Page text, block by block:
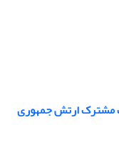
مشترک ارتش جمهوری